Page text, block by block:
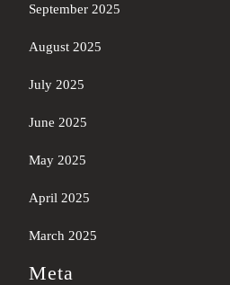
September 2025
August 2025
July 2025
June 2025
May 2025
April 2025
March 2025
Meta